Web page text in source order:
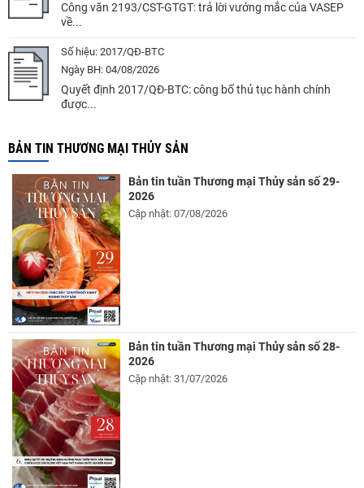
Công văn 2193/CST-GTGT: trả lời vướng mắc của VASEP
về...
Số hiệu: 2017/QĐ-BTC
Ngày BH: 04/08/2026
Quyết định 2017/QĐ-BTC: công bố thủ tục hành chính
được...
BẢN TIN THƯƠNG MẠI THỦY SẢN
Bản tin tuần Thương mại Thủy sản số 29-
2026
Cập nhật: 07/08/2026
Bản tin tuần Thương mại Thủy sản số 28-
2026
Cập nhật: 31/07/2026